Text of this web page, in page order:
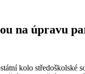
na úpravu
kolo